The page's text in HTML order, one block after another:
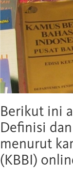
Berikut ini
Definisi
menurut
(KBBI)